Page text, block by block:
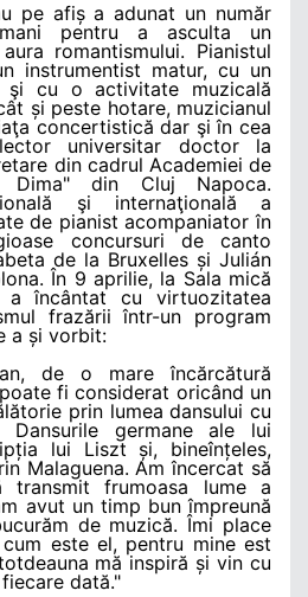
pe afiș a adunat un număr
pentru a asculta un
romantismului. Pianistul
instrumentist matur, cu un
şi cu o activitate muzicală
și peste hotare, muzicianul
concertistică dar şi în cea
universitar doctor la
din cadrul Academiei de
Dima" din Cluj Napoca.
şi internaţională a
de pianist acompaniator în
concursuri de canto
de la Bruxelles și Julián
În 9 aprilie, la Sala mică
a încântat cu virtuozitatea
frazării într-un program
a și vorbit:
de o mare încărcătură
fi considerat oricând un
prin lumea dansului cu
Dansurile germane ale lui
lui Liszt și, bineînțeles,
Malaguena. Am încercat să
transmit frumoasa lume a
avut un timp bun împreună
de muzică. Îmi place
este el, pentru mine est
mă inspiră și vin cu
dată."